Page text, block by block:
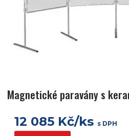
Magnetické paravány s
12 085 Kč/ks s DPH